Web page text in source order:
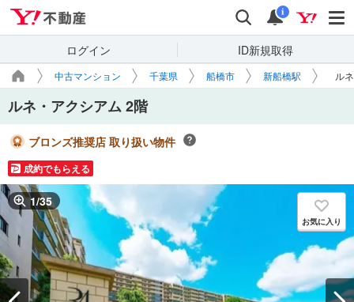
検索 通知
i
ログイン ID新規取得
中古マンション 千葉県 船橋市 新船橋駅 ル
ルネ・アクシアム 2階
ブロンズ推奨店 取り扱い物件
成約でもらえる
1/35
お気に入り